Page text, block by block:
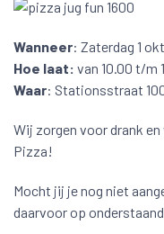
Wanneer: Zaterdag 1
Hoe laat: van 10.00 t/m
Waar: Stationsstraat
Wij zorgen voor drank
Pizza!
Mocht jij je nog niet
daarvoor op